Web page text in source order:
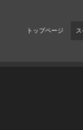
トップページ